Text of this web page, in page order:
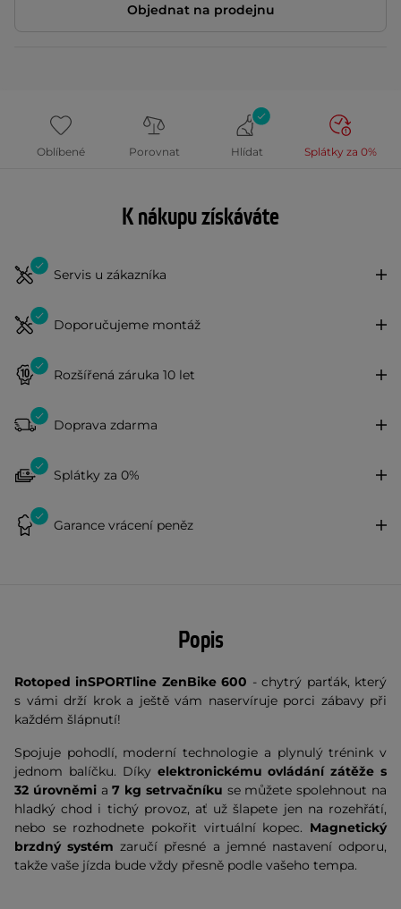
Objednat na prodejnu
Oblíbené Porovnat Hlídat Splátky za 0%
K nákupu získáváte
Servis u zákazníka
Doporučujeme montáž
Rozšířená záruka 10 let
Doprava zdarma
Splátky za 0%
Garance vrácení peněz
Popis
Rotoped inSPORTline ZenBike 600 - chytrý parťák, který
s vámi drží krok a ještě vám naservíruje porci zábavy při
každém šlápnutí!
Spojuje pohodlí, moderní technologie a plynulý trénink v
jednom balíčku. Díky elektronickému ovládání zátěže s
32 úrovněmia7 kg setrvačníku se můžete spolehnout na
hladký chod i tichý provoz, ať už šlapete jen na rozehřátí,
nebo se rozhodnete pokořit virtuální kopec. Magnetický
brzdný systém zaručí přesné a jemné nastavení odporu,
takže vaše jízda bude vždy přesně podle vašeho tempa.